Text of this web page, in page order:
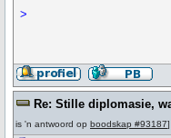
>
Re: Stille diplomasie,
is 'n antwoord op boodskap #93187]